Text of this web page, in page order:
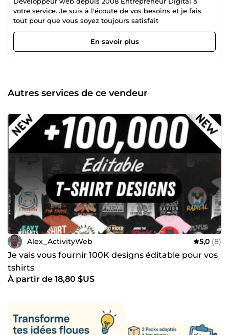
votre service. Je suis à l'écoute de vos besoins et je fais
tout pour que vous soyez toujours satisfait
En savoir plus
Autres services de ce vendeur
Alex_ActivityWeb 5,0 (8)
Je vais vous fournir 100K designs éditable pour vos
tshirts
À partir de 18,80 $US